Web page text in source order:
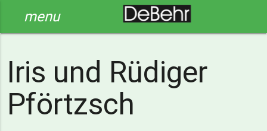
menu
Iris und Rüdiger
Pförtzsch